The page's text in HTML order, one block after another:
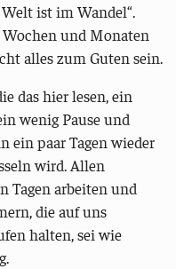
ist im Wandel“.
und Monaten
alles zum Guten sein.
das hier lesen, ein
wenig Pause und
ein paar Tagen wieder
wird. Allen
Tagen arbeiten und
die auf uns
halten, sei wie